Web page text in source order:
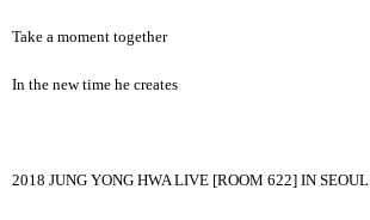
Take a moment together
In the new time he creates
2018 JUNG YONG HWA LIVE [ROOM 622] IN SEOUL